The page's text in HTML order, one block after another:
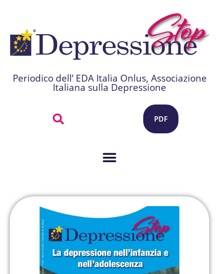
Periodico dell’ EDA Italia Onlus, Associazione
Italiana sulla Depressione
PDF